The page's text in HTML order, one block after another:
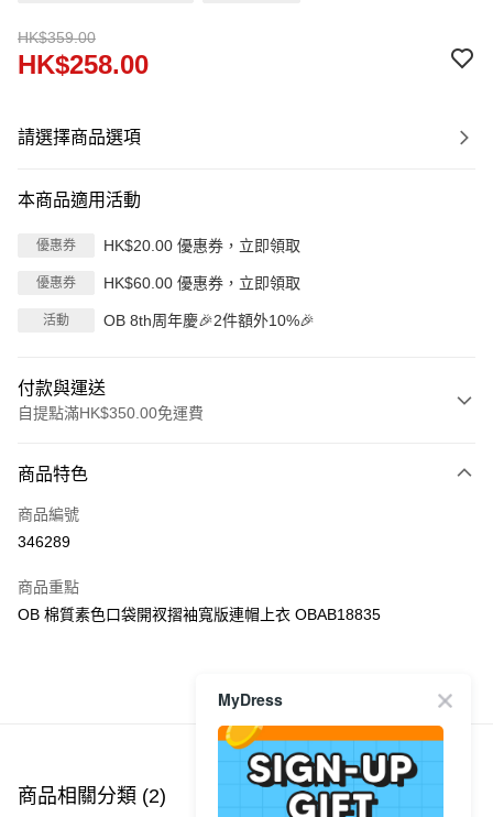
HK$359.00
HK$258.00
請選擇商品選項
本商品適用活動
優惠券 HK$20.00 優惠券，立即領取
優惠券 HK$60.00 優惠券，立即領取
活動 OB 8th周年慶🎉2件額外10%🎉
付款與運送
自提點滿HK$350.00免運費
信用卡
Apple Pay
PayMe
每筆HK$40.00，滿HK$350.00或以上免運費
付款後順豐站及營業點
商品特色
商品編號
346289
商品重點
OB 棉質素色口袋開衩摺袖寬版連帽上衣 OBAB18835
商品推薦
商品相關分類 (2)
MyDress